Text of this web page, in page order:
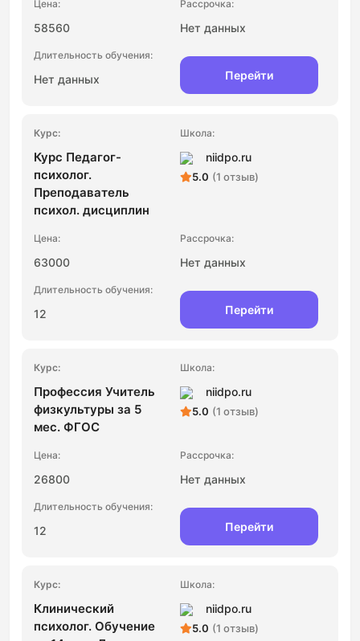
58560 Нет данных
Нет данных Перейти
Курс Педагог-
психолог.
Преподаватель
психол. дисциплин
niidpo.ru
5.0 (1 отзыв)
63000 Нет данных
12 Перейти
Профессия Учитель
физкультуры за 5
мес. ФГОС
niidpo.ru
5.0 (1 отзыв)
26800 Нет данных
12 Перейти
Клинический
психолог. Обучение
niidpo.ru
5.0 (1 отзыв)